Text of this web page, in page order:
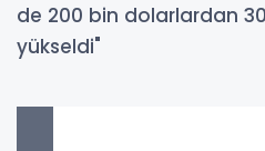
de 200 bin dolarlardan
yükseldi"